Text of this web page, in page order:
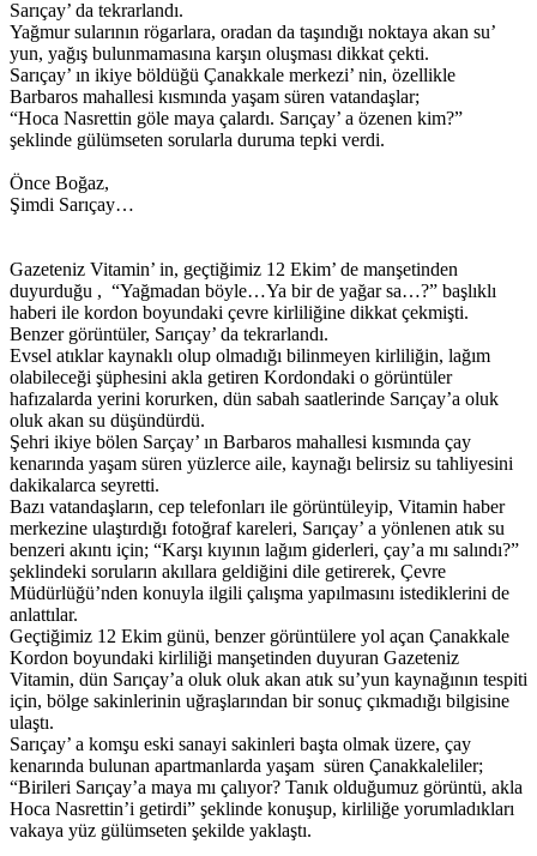
Sarıçay’ da tekrarlandı.
Yağmur sularının rögarlara, oradan da taşındığı noktaya akan su’
yun, yağış bulunmamasına karşın oluşması dikkat çekti.
Sarıçay’ ın ikiye böldüğü Çanakkale merkezi’ nin, özellikle
Barbaros mahallesi kısmında yaşam süren vatandaşlar;
“Hoca Nasrettin göle maya çalardı. Sarıçay’ a özenen kim?”
şeklinde gülümseten sorularla duruma tepki verdi.
Önce Boğaz,
Şimdi Sarıçay…
Gazeteniz Vitamin’ in, geçtiğimiz 12 Ekim’ de manşetinden
duyurduğu , “Yağmadan böyle…Ya bir de yağar sa…?” başlıklı
haberi ile kordon boyundaki çevre kirliliğine dikkat çekmişti.
Benzer görüntüler, Sarıçay’ da tekrarlandı.
Evsel atıklar kaynaklı olup olmadığı bilinmeyen kirliliğin, lağım
olabileceği şüphesini akla getiren Kordondaki o görüntüler
hafızalarda yerini korurken, dün sabah saatlerinde Sarıçay’a oluk
oluk akan su düşündürdü.
Şehri ikiye bölen Sarçay’ ın Barbaros mahallesi kısmında çay
kenarında yaşam süren yüzlerce aile, kaynağı belirsiz su tahliyesini
dakikalarca seyretti.
Bazı vatandaşların, cep telefonları ile görüntüleyip, Vitamin haber
merkezine ulaştırdığı fotoğraf kareleri, Sarıçay’ a yönlenen atık su
benzeri akıntı için; “Karşı kıyının lağım giderleri, çay’a mı salındı?”
şeklindeki soruların akıllara geldiğini dile getirerek, Çevre
Müdürlüğü’nden konuyla ilgili çalışma yapılmasını istediklerini de
anlattılar.
Geçtiğimiz 12 Ekim günü, benzer görüntülere yol açan Çanakkale
Kordon boyundaki kirliliği manşetinden duyuran Gazeteniz
Vitamin, dün Sarıçay’a oluk oluk akan atık su’yun kaynağının tespiti
için, bölge sakinlerinin uğraşlarından bir sonuç çıkmadığı bilgisine
ulaştı.
Sarıçay’ a komşu eski sanayi sakinleri başta olmak üzere, çay
kenarında bulunan apartmanlarda yaşam süren Çanakkaleliler;
“Birileri Sarıçay’a maya mı çalıyor? Tanık olduğumuz görüntü, akla
Hoca Nasrettin’i getirdi” şeklinde konuşup, kirliliğe yorumladıkları
vakaya yüz gülümseten şekilde yaklaştı.